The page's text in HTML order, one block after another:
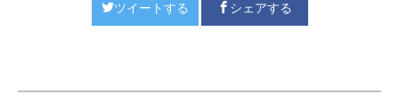
ツイートする シェアする